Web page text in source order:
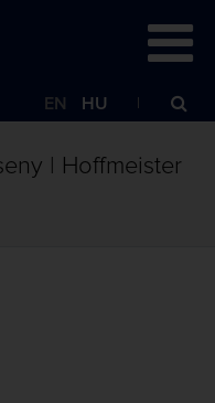
EN HU
| Hoffmeister